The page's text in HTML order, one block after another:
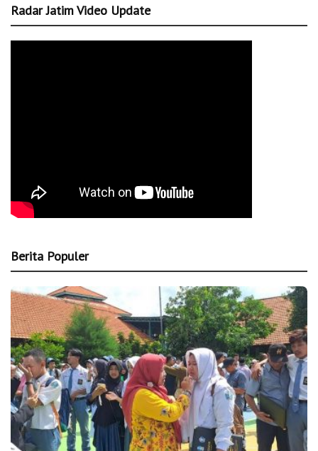
Radar Jatim Video Update
Berita Populer